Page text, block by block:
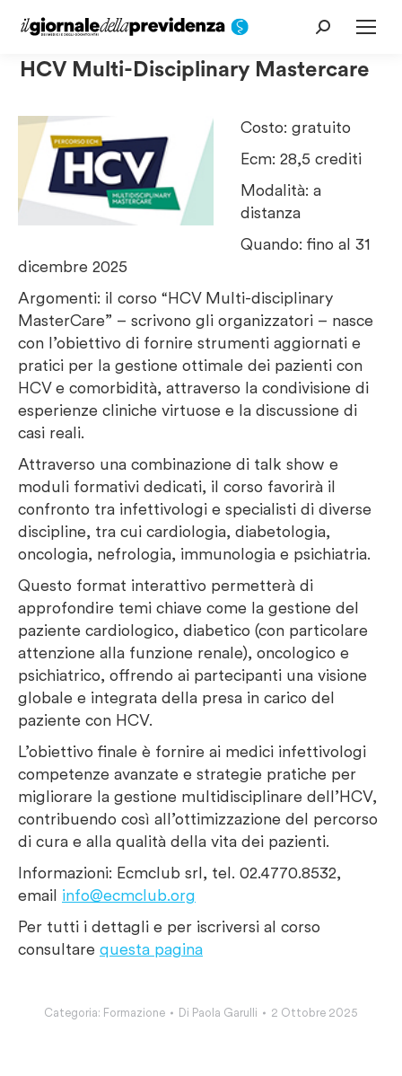
Cerca:
HCV Multi-Disciplinary Mastercare
Costo: gratuito
Ecm: 28,5 crediti
Modalità: a
distanza
Quando: fino al 31
dicembre 2025
Argomenti: il corso “HCV Multi-disciplinary
MasterCare” – scrivono gli organizzatori – nasce
con l’obiettivo di fornire strumenti aggiornati e
pratici per la gestione ottimale dei pazienti con
HCV e comorbidità, attraverso la condivisione di
esperienze cliniche virtuose e la discussione di
casi reali.
Attraverso una combinazione di talk show e
moduli formativi dedicati, il corso favorirà il
confronto tra infettivologi e specialisti di diverse
discipline, tra cui cardiologia, diabetologia,
oncologia, nefrologia, immunologia e psichiatria.
Questo format interattivo permetterà di
approfondire temi chiave come la gestione del
paziente cardiologico, diabetico (con particolare
attenzione alla funzione renale), oncologico e
psichiatrico, offrendo ai partecipanti una visione
globale e integrata della presa in carico del
paziente con HCV.
L’obiettivo finale è fornire ai medici infettivologi
competenze avanzate e strategie pratiche per
migliorare la gestione multidisciplinare dell’HCV,
contribuendo così all’ottimizzazione del percorso
di cura e alla qualità della vita dei pazienti.
Informazioni: Ecmclub srl, tel. 02.4770.8532,
email info@ecmclub.org
Per tutti i dettagli e per iscriversi al corso
consultare questa pagina
Categoria: Formazione Di Paola Garulli 2 Ottobre 2025